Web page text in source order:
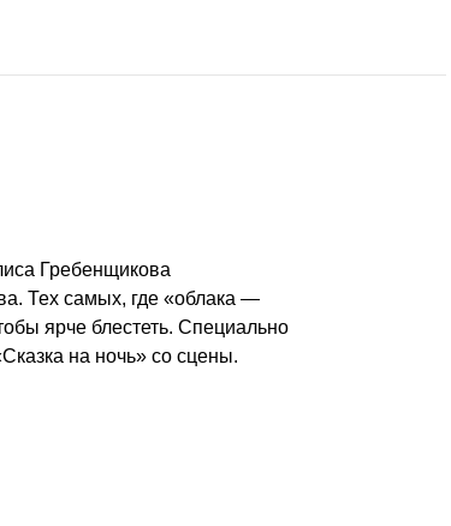
Гребенщикова
Тех самых, где «облака —
ярче блестеть. Специально
на ночь» со сцены.